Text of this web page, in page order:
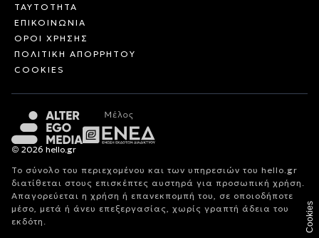
ΤΑΥΤΟΤΗΤΑ
ΕΠΙΚΟΙΝΩΝΙΑ
ΟΡΟΙ ΧΡΗΣΗΣ
ΠΟΛΙΤΙΚΗ ΑΠΟΡΡΗΤΟΥ
COOKIES
© 2026 hello.gr
Το σύνολο του περιεχομένου και των υπηρεσιών του hello.gr
διατίθεται στους επισκέπτες αυστηρά για προσωπική χρήση.
Απαγορεύεται η χρήση ή επανεκπομπή του, σε οποιοδήποτε
μέσο, μετά ή άνευ επεξεργασίας, χωρίς γραπτή άδεια του
εκδότη.
Cookies